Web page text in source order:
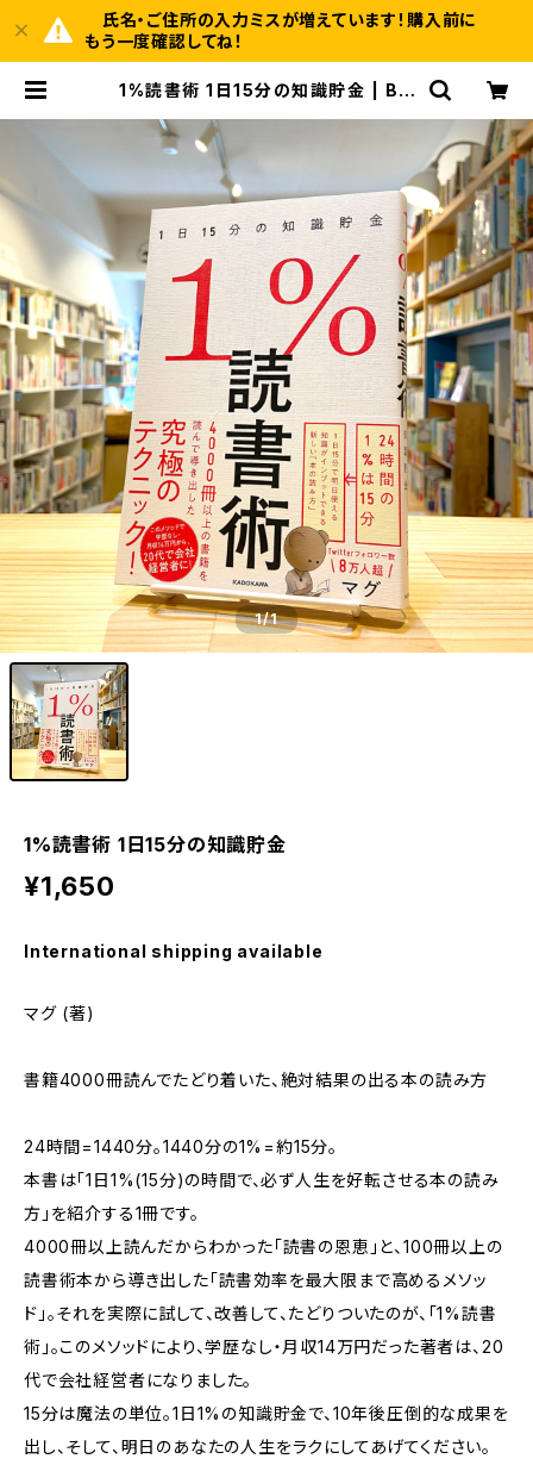
氏名・ご住所の入力ミスが増えています！購入前に
もう一度確認してね！
1%読書術 1日15分の知識貯金 | BO
1/1
1%読書術 1日15分の知識貯金
¥1,650
International shipping available
マグ (著)
書籍4000冊読んでたどり着いた、絶対結果の出る本の読み方
24時間=1440分。1440分の1%=約15分。
本書は「1日1%(15分)の時間で、必ず人生を好転させる本の読み
方」を紹介する1冊です。
4000冊以上読んだからわかった「読書の恩恵」と、100冊以上の
読書術本から導き出した「読書効率を最大限まで高めるメソッ
ド」。それを実際に試して、改善して、たどりついたのが、「1%読書
術」。このメソッドにより、学歴なし・月収14万円だった著者は、20
代で会社経営者になりました。
15分は魔法の単位。1日1%の知識貯金で、10年後圧倒的な成果を
出し、そして、明日のあなたの人生をラクにしてあげてください。